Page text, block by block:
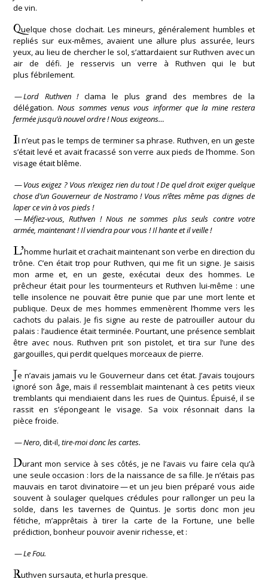
de vin.
Quelque chose clochait. Les mineurs, généralement humbles et
repliés sur eux-mêmes, avaient une allure plus assurée, leurs
yeux, au lieu de chercher le sol, s’attardaient sur Ruthven avec un
air de défi. Je resservis un verre à Ruthven qui le but
plus fébrilement.
—Lord Ruthven !clama le plus grand des membres de la
délégation.Nous sommes venus vous informer que la mine restera
fermée jusqu’à nouvel ordre ! Nous exigeons…
Il n’eut pas le temps de terminer sa phrase. Ruthven, en un geste
s’était levé et avait fracassé son verre aux pieds de l’homme. Son
visage était blême.
—Vous exigez ? Vous n’exigez rien du tout ! De quel droit exiger quelque
chose d’un Gouverneur de Nostramo ! Vous n’êtes même pas dignes de
laper ce vin à vos pieds !
—Méfiez-vous, Ruthven ! Nous ne sommes plus seuls contre votre
armée, maintenant ! Il viendra pour vous ! Il hante et il veille !
L’homme hurlait et crachait maintenant son verbe en direction du
trône. C’en était trop pour Ruthven, qui me fit un signe. Je saisis
mon arme et, en un geste, exécutai deux des hommes. Le
prêcheur était pour les tourmenteurs et Ruthven lui-même : une
telle insolence ne pouvait être punie que par une mort lente et
publique. Deux de mes hommes emmenèrent l’homme vers les
cachots du palais. Je fis signe au reste de patrouiller autour du
palais : l’audience était terminée. Pourtant, une présence semblait
être avec nous. Ruthven prit son pistolet, et tira sur l’une des
gargouilles, qui perdit quelques morceaux de pierre.
Je n’avais jamais vu le Gouverneur dans cet état. J’avais toujours
ignoré son âge, mais il ressemblait maintenant à ces petits vieux
tremblants qui mendiaient dans les rues de Quintus. Épuisé, il se
rassit en s’épongeant le visage. Sa voix résonnait dans la
pièce froide.
—Nero, dit-il,tire-moi donc les cartes.
Durant mon service à ses côtés, je ne l’avais vu faire cela qu’à
une seule occasion : lors de la naissance de sa fille. Je n’étais pas
mauvais en tarot divinatoire — et un jeu bien préparé vous aide
souvent à soulager quelques crédules pour rallonger un peu la
solde, dans les tavernes de Quintus. Je sortis donc mon jeu
fétiche, m’apprêtais à tirer la carte de la Fortune, une belle
prédiction, bonheur pouvoir avenir richesse, et :
—Le Fou.
Ruthven sursauta, et hurla presque.